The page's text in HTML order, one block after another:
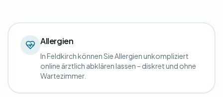
Allergien
In Feldkirch können Sie Allergien unkompliziert
online ärztlich abklären lassen – diskret und ohne
Wartezimmer.